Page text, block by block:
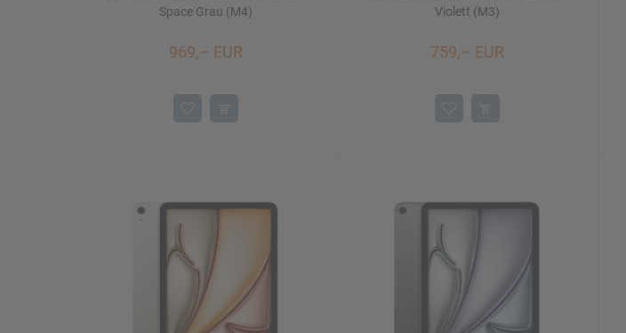
Space Grau (M4)
969,– EUR
Violett (M3)
759,– EUR